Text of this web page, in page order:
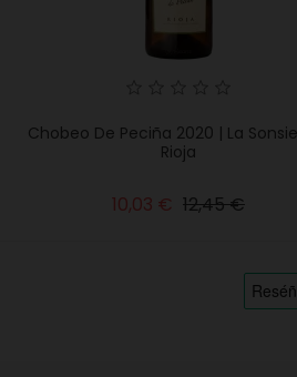
Chobeo De Peciña 2020 | La
Rioja
10,03 € Precio
12,45 €Precio